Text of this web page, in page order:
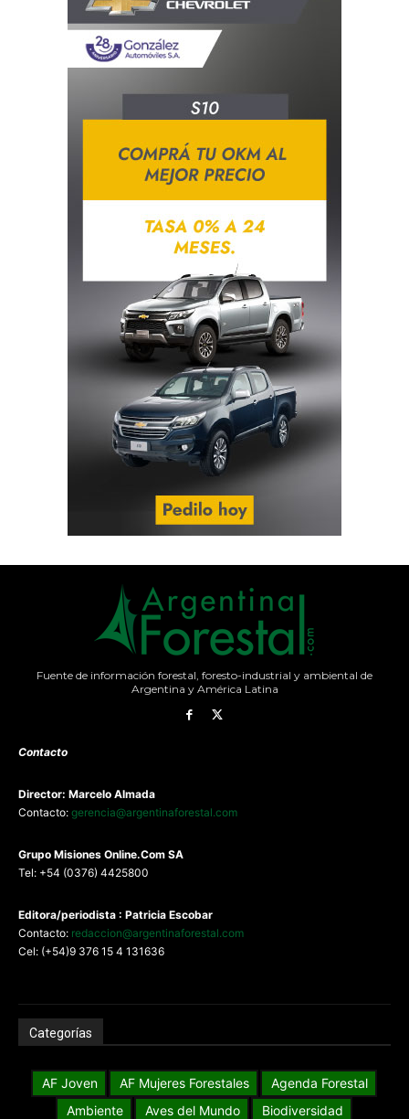
Fuente de información forestal, foresto-industrial y ambiental de
Argentina y América Latina
Contacto
Director: Marcelo Almada
Contacto: gerencia@argentinaforestal.com
Grupo Misiones Online.Com SA
Tel: +54 (0376) 4425800
Editora/periodista : Patricia Escobar
Contacto: redaccion@argentinaforestal.com
Cel: (+54)9 376 15 4 131636
Categorías
AF Joven AF Mujeres Forestales
Agenda Forestal
Ambiente
Aves del Mundo
Biodiversidad